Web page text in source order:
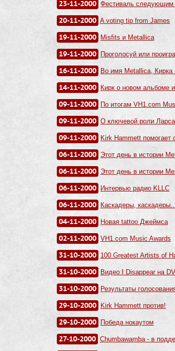
23-11-2000 Фестиваль следующим
20-11-2000 A voting tip from James
19-11-2000 Misfits и Metallica
19-11-2000 Проголосуй или
16-11-2000 Во имя Metallica, Кирка
14-11-2000 Кирк о новом альбоме
09-11-2000 По итогам VH1.com
09-11-2000 О ключевой роли Ларса
09-11-2000 Kirk Hammett помогает
06-11-2000 Этот день в истории
06-11-2000 Этот день в истории
06-11-2000 Интервью радио KLLC
06-11-2000 Каскадеры,
04-11-2000 Новая tattoo Джеймса
02-11-2000 VH1.com Music Awards
31-10-2000 100 Greatest Artists of
31-10-2000 Видео I Disappear на
31-10-2000 Результаты
29-10-2000 Kirk Hammett против!
29-10-2000 Победа нокаутом
27-10-2000 Chumbawamba - в